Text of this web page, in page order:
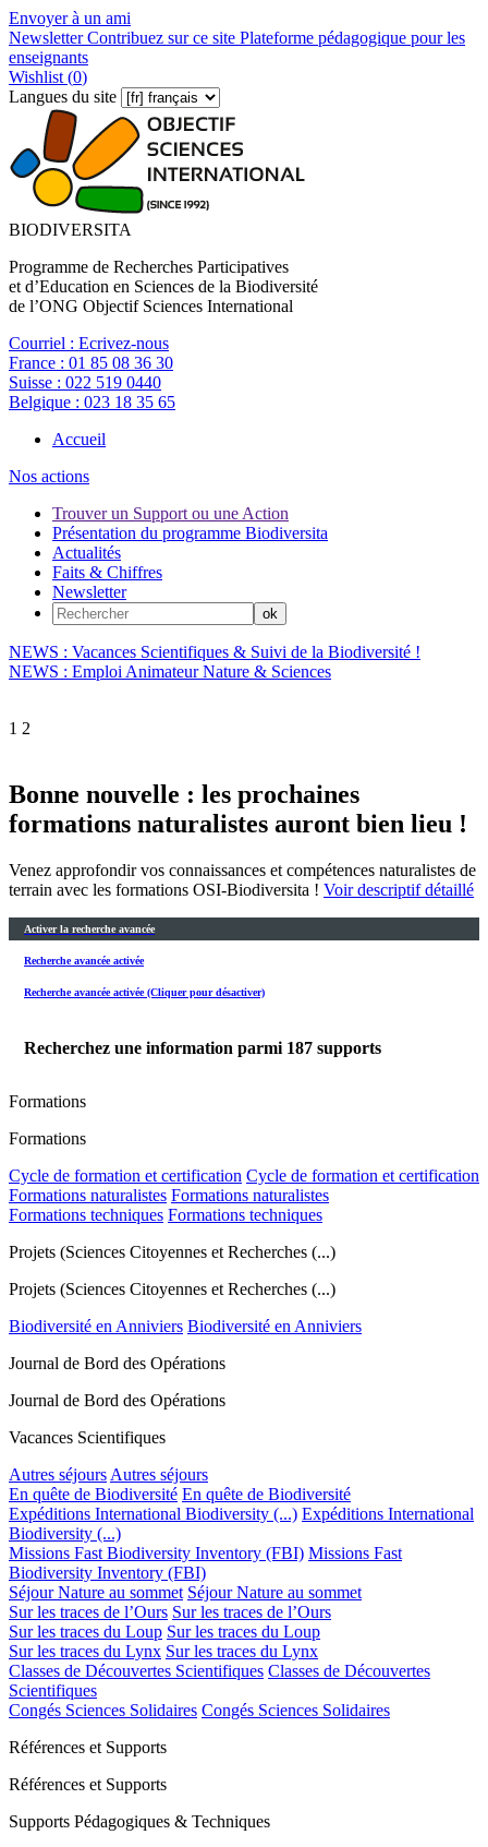
Envoyer à un ami
NewsletterContribuez sur ce site Plateforme pédagogique pour les
enseignants
Wishlist (0)
Langues du site
BIODIVERSITA
Programme de Recherches Participatives
et d’Education en Sciences de la Biodiversité
de l’ONG Objectif Sciences International
Courriel : Ecrivez-nous
France : 01 85 08 36 30
Suisse : 022 519 0440
Belgique : 023 18 35 65
Accueil
Nos actions
Trouver un Support ou une Action
Présentation du programme Biodiversita
Actualités
Faits & Chiffres
Newsletter
NEWS : Vacances Scientifiques & Suivi de la Biodiversité !
NEWS : Emploi Animateur Nature & Sciences
1 2
Bonne nouvelle : les prochaines
formations naturalistes auront bien lieu !
Venez approfondir vos connaissances et compétences naturalistes de
terrain avec les formations OSI-Biodiversita ! Voir descriptif détaillé
Activer la recherche avancée
Recherche avancée activée
Recherche avancée activée (Cliquer pour désactiver)
Recherchez une information parmi 187 supports
Formations
Formations
Cycle de formation et certification Cycle de formation et certification
Formations naturalistes Formations naturalistes
Formations techniques Formations techniques
Projets (Sciences Citoyennes et Recherches (...)
Projets (Sciences Citoyennes et Recherches (...)
Biodiversité en Anniviers Biodiversité en Anniviers
Journal de Bord des Opérations
Journal de Bord des Opérations
Vacances Scientifiques
Autres séjours Autres séjours
En quête de Biodiversité En quête de Biodiversité
Expéditions International Biodiversity (...) Expéditions International
Biodiversity (...)
Missions Fast Biodiversity Inventory (FBI) Missions Fast
Biodiversity Inventory (FBI)
Séjour Nature au sommet Séjour Nature au sommet
Sur les traces de l’Ours Sur les traces de l’Ours
Sur les traces du Loup Sur les traces du Loup
Sur les traces du Lynx Sur les traces du Lynx
Classes de Découvertes Scientifiques Classes de Découvertes
Scientifiques
Congés Sciences Solidaires Congés Sciences Solidaires
Références et Supports
Références et Supports
Supports Pédagogiques & Techniques